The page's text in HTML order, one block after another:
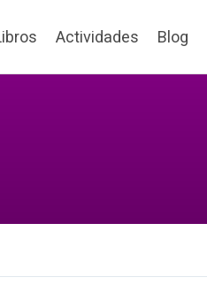
Actividades Blog